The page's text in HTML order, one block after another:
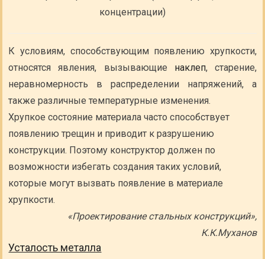
К условиям, способствующим появлению хрупкости,
относятся явления, вызывающие наклеп, старение,
неравномерность в распределении напряжений, а
также различные температурные изменения.
Хрупкое состояние материала часто способствует
появлению трещин и приводит к разрушению
конструкции. Поэтому конструктор должен по
возможности избегать создания таких условий,
которые могут вызвать появление в материале
хрупкости.
«Проектирование стальных конструкций»,
К.К.Муханов
Усталость металла